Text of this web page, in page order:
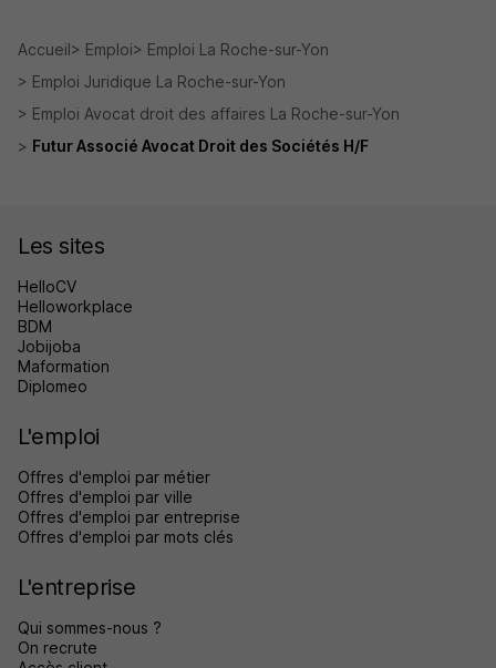
Accueil Emploi
Emploi La Roche-sur-Yon
Emploi Juridique La Roche-sur-Yon
Emploi Avocat droit des affaires La Roche-sur-Yon
Futur Associé Avocat Droit des Sociétés H/F
Les sites
HelloCV
Helloworkplace
BDM
Jobijoba
Maformation
Diplomeo
L'emploi
Offres d'emploi par métier
Offres d'emploi par ville
Offres d'emploi par entreprise
Offres d'emploi par mots clés
L'entreprise
Qui sommes-nous ?
On recrute